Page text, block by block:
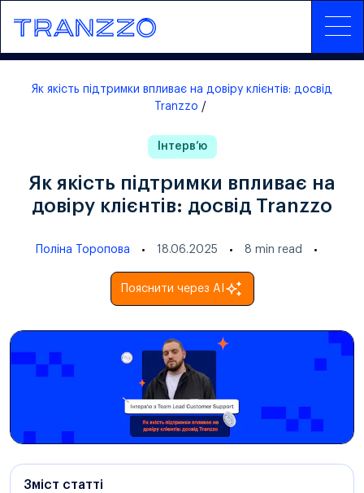
Як якість підтримки впливає на довіру клієнтів: досвід
Tranzzo
Інтервʼю
Як якість підтримки впливає на
довіру клієнтів: досвід Tranzzo
Поліна Торопова 18.06.2025 8 min read
Пояснити через AI
Зміст статті